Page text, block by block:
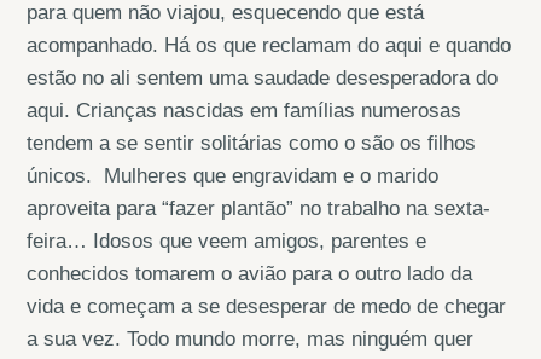
para quem não viajou, esquecendo que está
acompanhado. Há os que reclamam do aqui e quando
estão no ali sentem uma saudade desesperadora do
aqui. Crianças nascidas em famílias numerosas
tendem a se sentir solitárias como o são os filhos
únicos. Mulheres que engravidam e o marido
aproveita para “fazer plantão” no trabalho na sexta-
feira… Idosos que veem amigos, parentes e
conhecidos tomarem o avião para o outro lado da
vida e começam a se desesperar de medo de chegar
a sua vez. Todo mundo morre, mas ninguém quer